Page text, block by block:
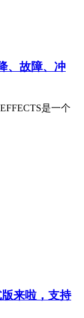
、故障、冲
是一个
来啦，支持